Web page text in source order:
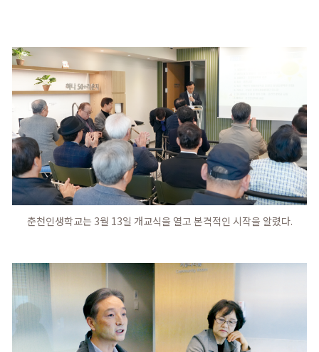
춘천인생학교는 3월 13일 개교식을 열고 본격적인 시작을 알렸다.